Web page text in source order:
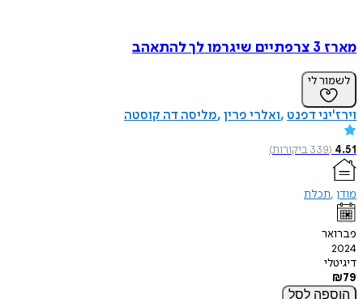
מארז 3 צרפתיים שיגרמו לך להתאהב
לשמור לי
וירז'יני דפנט ואלרי פרין מליסה דה קוסטה
4.51
(
339ביקורות)
מודן תכלת
פברואר
2024
דיגיטלי
₪79
הוספה לסל